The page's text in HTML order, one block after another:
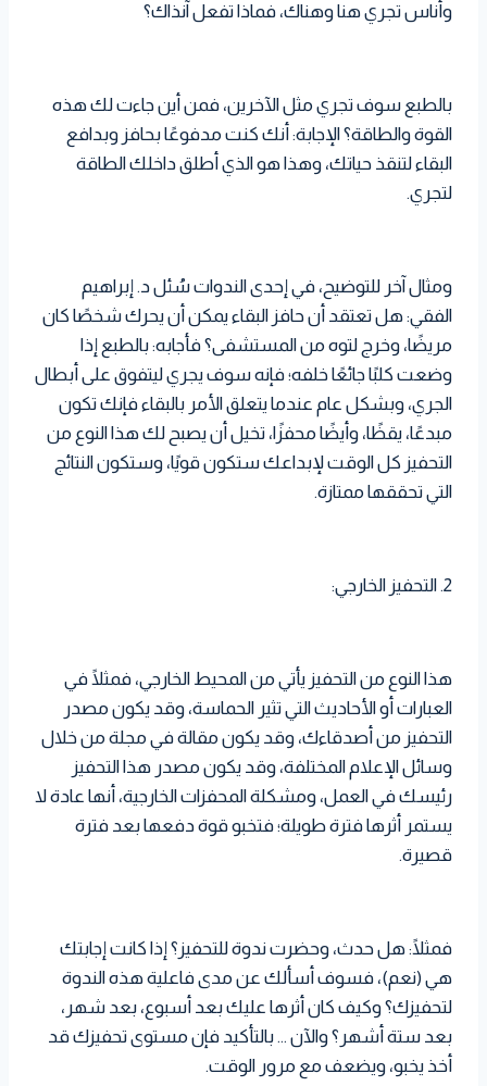
وأناس تجري هنا وهناك، فماذا تفعل آنذاك؟
بالطبع سوف تجري مثل الآخرين، فمن أين جاءت لك هذه
القوة والطاقة؟ الإجابة: أنك كنت مدفوعًا بحافز وبدافع
البقاء لتنقذ حياتك، وهذا هو الذي أطلق داخلك الطاقة
لتجري.
ومثال آخر للتوضيح، في إحدى الندوات سُئل د. إبراهيم
الفقي: هل تعتقد أن حافز البقاء يمكن أن يحرك شخصًا كان
مريضًا، وخرج لتوه من المستشفى؟ فأجابه: بالطبع إذا
وضعت كلبًا جائعًا خلفه؛ فإنه سوف يجري ليتفوق على أبطال
الجري، وبشكل عام عندما يتعلق الأمر بالبقاء فإنك تكون
مبدعًا، يقظًا، وأيضًا محفزًا، تخيل أن يصبح لك هذا النوع من
التحفيز كل الوقت لإبداعك ستكون قويًا، وستكون النتائج
التي تحققها ممتازة.
2. التحفيز الخارجي:
هذا النوع من التحفيز يأتي من المحيط الخارجي، فمثلًا في
العبارات أو الأحاديث التي تثير الحماسة، وقد يكون مصدر
التحفيز من أصدقاءك، وقد يكون مقالة في مجلة من خلال
وسائل الإعلام المختلفة، وقد يكون مصدر هذا التحفيز
رئيسك في العمل، ومشكلة المحفزات الخارجية، أنها عادة لا
يستمر أثرها فترة طويلة؛ فتخبو قوة دفعها بعد فترة
قصيرة.
فمثلًا: هل حدث، وحضرت ندوة للتحفيز؟ إذا كانت إجابتك
هي (نعم)، فسوف أسألك عن مدى فاعلية هذه الندوة
لتحفيزك؟ وكيف كان أثرها عليك بعد أسبوع، بعد شهر،
بعد ستة أشهر؟ والآن … بالتأكيد فإن مستوى تحفيزك قد
أخذ يخبو، ويضعف مع مرور الوقت.